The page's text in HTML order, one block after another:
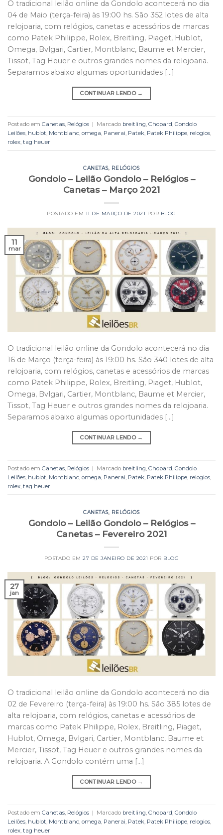
O tradicional leilão online da Gondolo acontecerá no dia
04 de Maio (terça-feira) às 19:00 hs. São 352 lotes de alta
relojoaria, com relógios, canetas e acessórios de marcas
como Patek Philippe, Rolex, Breitling, Piaget, Hublot,
Omega, Bvlgari, Cartier, Montblanc, Baume et Mercier,
Tissot, Tag Heuer e outros grandes nomes da relojoaria.
Separamos abaixo algumas oportunidades […]
CONTINUAR LENDO →
Postado em Canetas Relógios | Marcado breitling Chopard Gondolo
Leilões hublot Montblanc omega Panerai Patek Patek Philippe relogios
rolex tag heuer
CANETAS, RELÓGIOS
Gondolo – Leilão Gondolo – Relógios –
Canetas – Março 2021
POSTADO EM 11 DE MARÇO DE 2021 POR BLOG
11
mar
O tradicional leilão online da Gondolo acontecerá no dia
16 de Março (terça-feira) às 19:00 hs. São 340 lotes de alta
relojoaria, com relógios, canetas e acessórios de marcas
como Patek Philippe, Rolex, Breitling, Piaget, Hublot,
Omega, Bvlgari, Cartier, Montblanc, Baume et Mercier,
Tissot, Tag Heuer e outros grandes nomes da relojoaria.
Separamos abaixo algumas oportunidades […]
CONTINUAR LENDO →
Postado em Canetas, Relógios | Marcado breitling, Chopard, Gondolo
Leilões, hublot, Montblanc, omega, Panerai, Patek, Patek Philippe, relogios,
rolex, tag heuer
CANETAS, RELÓGIOS
Gondolo – Leilão Gondolo – Relógios –
Canetas – Fevereiro 2021
POSTADO EM27 DE JANEIRO DE 2021 POR BLOG
27
jan
O tradicional leilão online da Gondolo acontecerá no dia
02 de Fevereiro (terça-feira) às 19:00 hs. São 385 lotes de
alta relojoaria, com relógios, canetas e acessórios de
marcas como Patek Philippe, Rolex, Breitling, Piaget,
Hublot, Omega, Bvlgari, Cartier, Montblanc, Baume et
Mercier, Tissot, Tag Heuer e outros grandes nomes da
relojoaria. A Gondolo contém uma […]
CONTINUAR LENDO →
Postado em Canetas, Relógios | Marcado breitling, Chopard, Gondolo
Leilões, hublot, Montblanc, omega, Panerai, Patek, Patek Philippe, relogios,
rolex, tag heuer